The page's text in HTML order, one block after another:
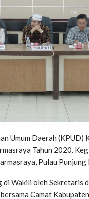
Umum Daerah (KPUD)
Tahun 2020.
Pulau Punjung
Wakili oleh Sekretaris
Camat